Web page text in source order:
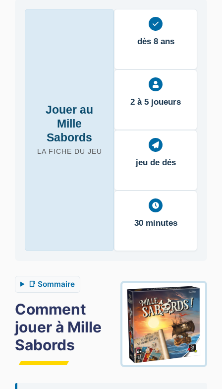
Jouer au
Mille
Sabords
LA FICHE DU JEU
dès 8 ans
2 à 5 joueurs
jeu de dés
30 minutes
📑 Sommaire
Comment
jouer à Mille
Sabords